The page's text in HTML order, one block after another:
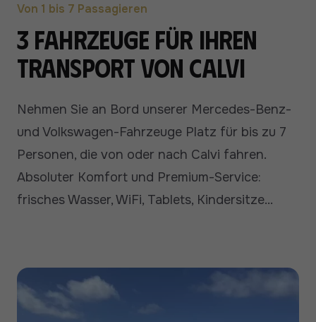
Von 1 bis 7 Passagieren
3 Fahrzeuge für Ihren
Transport von Calvi
Nehmen Sie an Bord unserer Mercedes-Benz-
und Volkswagen-Fahrzeuge Platz für bis zu 7
Personen, die von oder nach Calvi fahren.
Absoluter Komfort und Premium-Service:
frisches Wasser, WiFi, Tablets, Kindersitze...